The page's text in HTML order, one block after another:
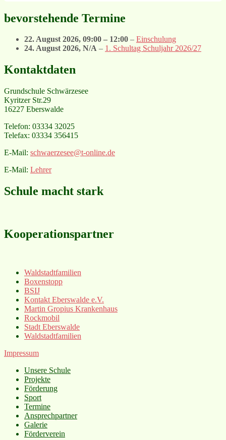
bevorstehende Termine
22. August 2026, 09:00 – 12:00 – Einschulung
24. August 2026, N/A – 1. Schultag Schuljahr 2026/27
Kontaktdaten
Grundschule Schwärzesee
Kyritzer Str.29
16227 Eberswalde
Telefon: 03334 32025
Telefax: 03334 356415
E-Mail: schwaerzesee@t-online.de
E-Mail: Lehrer
Schule macht stark
Kooperationspartner
Waldstadtfamilien
Boxenstopp
BSIJ
Kontakt Eberswalde e.V.
Martin Gropius Krankenhaus
Rockmobil
Stadt Eberswalde
Waldstadtfamilien
Impressum
Unsere Schule
Projekte
Förderung
Sport
Termine
Ansprechpartner
Galerie
Förderverein